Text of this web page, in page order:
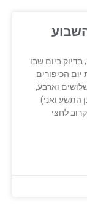
וחצי, בדיוק ביום שבו
הכיפורים
וארבע,
התשע ואני)
לחצי